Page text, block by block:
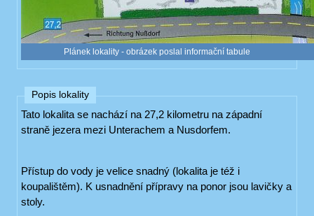
Plánek lokality - obrázek poslal informační tabule
Popis lokality
Tato lokalita se nachází na 27,2 kilometru na západní
straně jezera mezi Unterachem a Nusdorfem.
Přístup do vody je velice snadný (lokalita je též i
koupalištěm). K usnadnění přípravy na ponor jsou lavičky a
stoly.